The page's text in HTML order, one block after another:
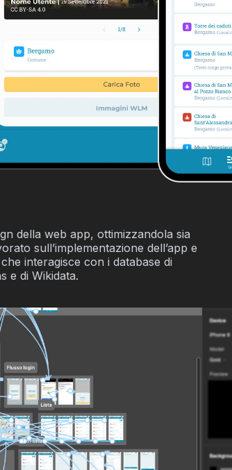
della web app, ottimizzandola sia
sull’implementazione dell’app e
interagisce con i database di
e di Wikidata.